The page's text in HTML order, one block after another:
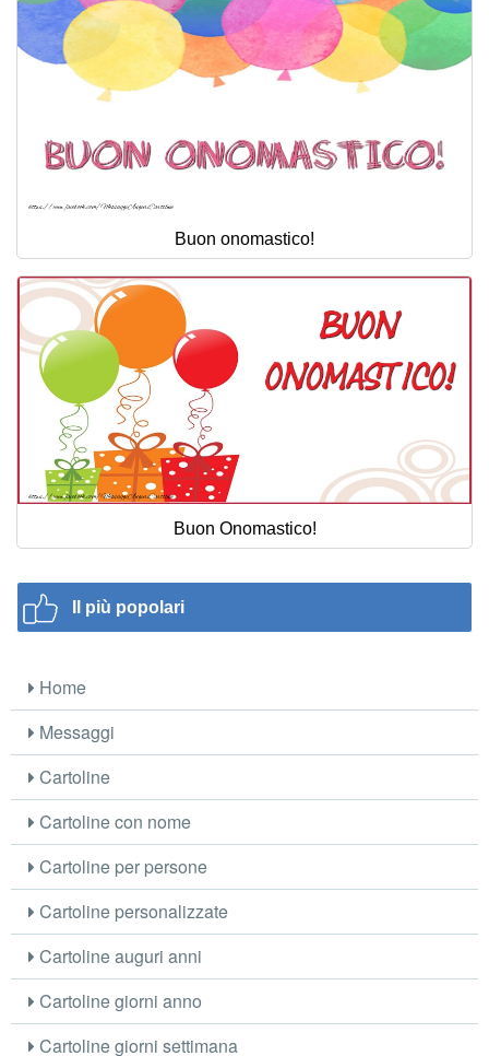
Buon onomastico!
Buon Onomastico!
Il più popolari
Home
Messaggi
Cartoline
Cartoline con nome
Cartoline per persone
Cartoline personalizzate
Cartoline auguri anni
Cartoline giorni anno
Cartoline giorni settimana